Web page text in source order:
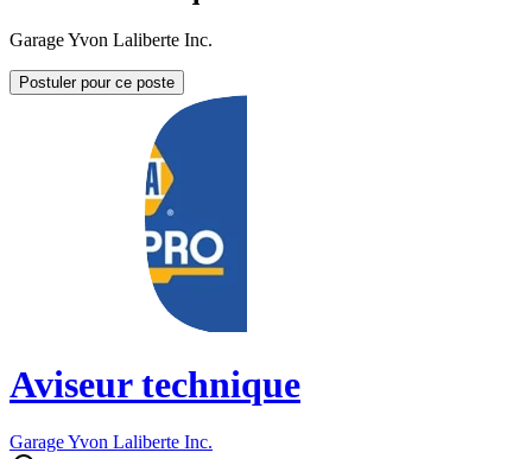
Garage Yvon Laliberte Inc.
Postuler pour ce poste
Aviseur technique
Garage Yvon Laliberte Inc.